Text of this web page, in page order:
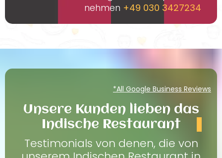
nehmen +49 030 3427234
*All Google Business Reviews
Unsere Kunden lieben das
Indische Restaurant
Testimonials von denen, die von